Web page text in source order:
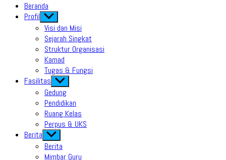
Beranda
Profil Show
sub
menu
Visi dan Misi
Sejarah Singkat
Struktur Organisasi
Kamad
Tugas & Fungsi
Fasilitas Show
sub
menu
Gedung
Pendidikan
Ruang Kelas
Perpus & UKS
Berita Show
sub
menu
Berita
Mimbar Guru